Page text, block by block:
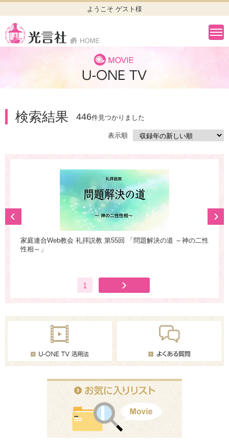
ようこそ ゲスト様
検索結果 446件見つかりました
表示順
家庭連合Web教会 礼拝説教 第55回 「問題解決の道 ～神の二性
性相～」
1